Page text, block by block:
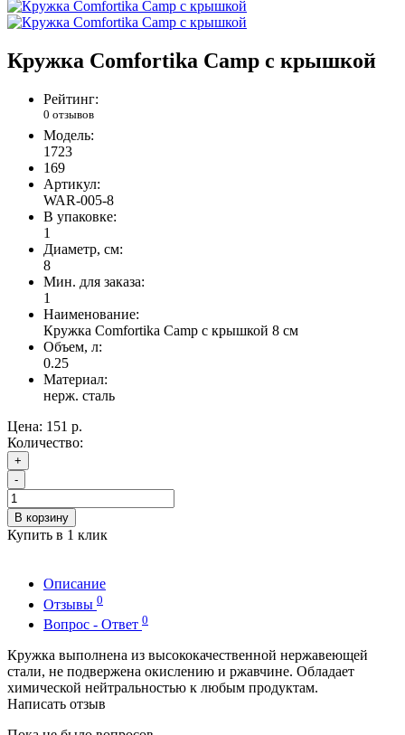
Кружка Comfortika Camp с крышкой
Рейтинг:
0 отзывов
Модель:
1723
169
Артикул:
WAR-005-8
В упаковке:
1
Диаметр, см:
8
Мин. для заказа:
1
Наименование:
Кружка Comfortika Camp с крышкой 8 см
Объем, л:
0.25
Материал:
нерж. сталь
Цена: 151 р.
Количество:
+
-
В корзину
Купить в 1 клик
Описание
Отзывы 0
Вопрос - Ответ 0
Кружка выполнена из высококачественной нержавеющей
стали, не подвержена окислению и ржавчине. Обладает
химической нейтральностью к любым продуктам.
Написать отзыв